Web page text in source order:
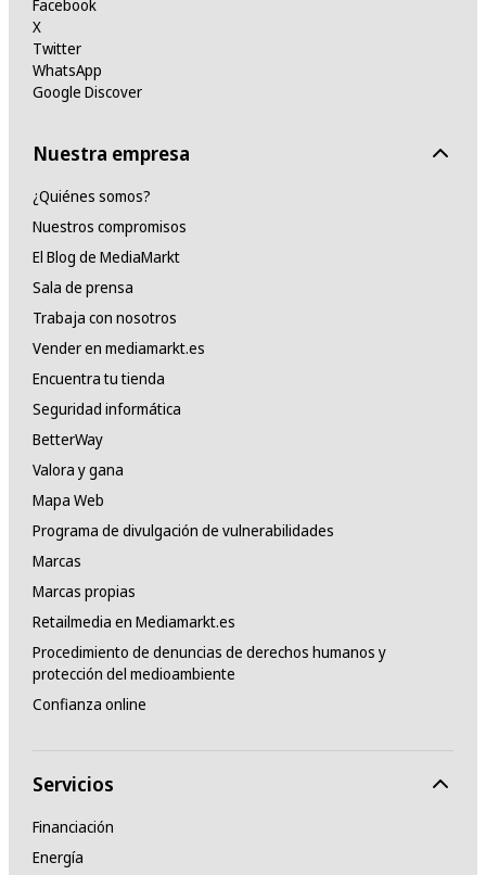
Facebook
X
Twitter
WhatsApp
Google Discover
Nuestra empresa
¿Quiénes somos?
Nuestros compromisos
El Blog de MediaMarkt
Sala de prensa
Trabaja con nosotros
Vender en mediamarkt.es
Encuentra tu tienda
Seguridad informática
BetterWay
Valora y gana
Mapa Web
Programa de divulgación de vulnerabilidades
Marcas
Marcas propias
Retailmedia en Mediamarkt.es
Procedimiento de denuncias de derechos humanos y
protección del medioambiente
Confianza online
Servicios
Financiación
Energía